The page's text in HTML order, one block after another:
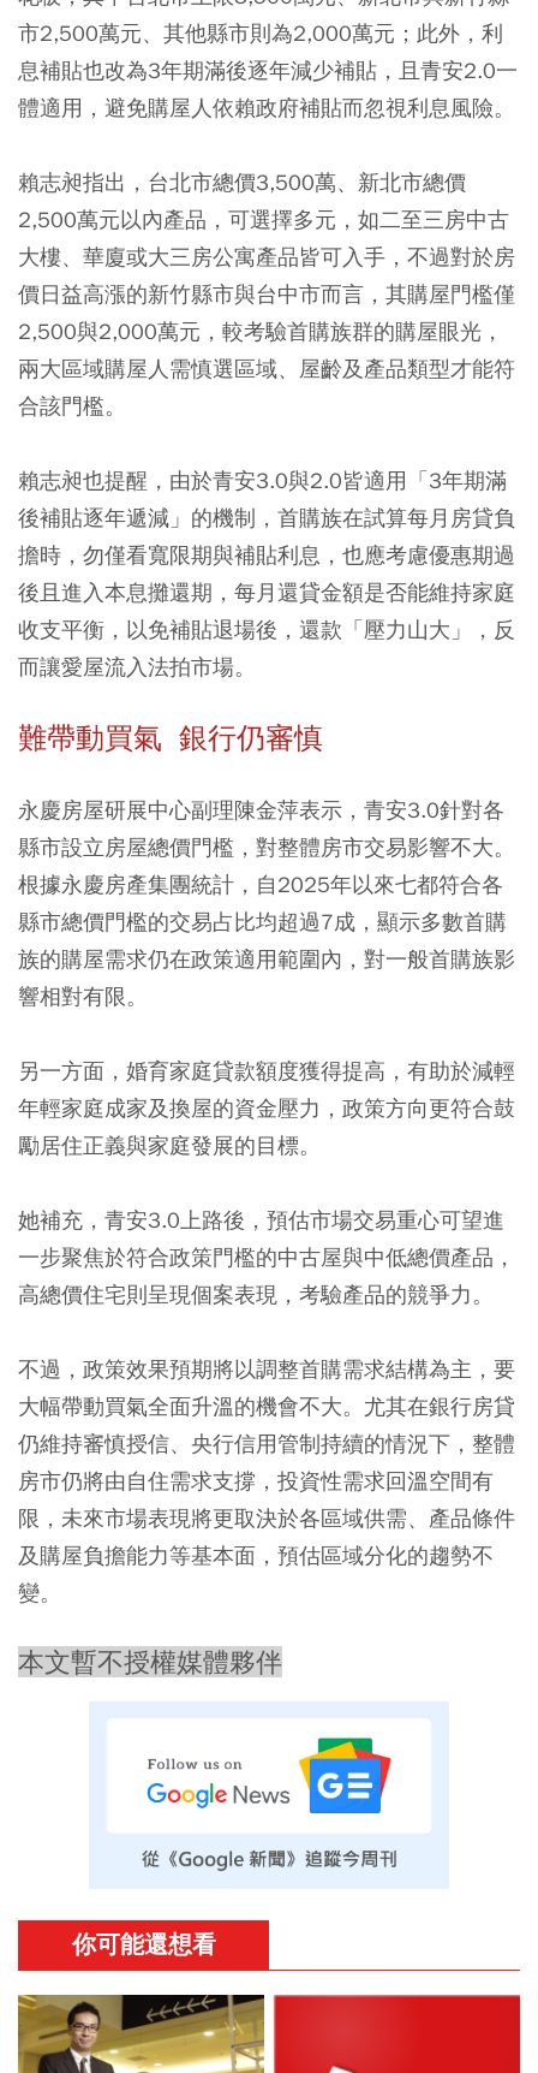
市2,500萬元、其他縣市則為2,000萬元；此外，利
息補貼也改為3年期滿後逐年減少補貼，且青安2.0一
體適用，避免購屋人依賴政府補貼而忽視利息風險。
賴志昶指出， 台北市總價3,500萬、新北市總價
2,500萬元以內產品，可選擇多元，如二至三房中古
大樓、華廈或大三房公寓產品皆可入手 ，不過對於房
價日益高漲的新竹縣市與台中市而言，其購屋門檻僅
2,500與2,000萬元，較考驗首購族群的購屋眼光，
兩大區域購屋人需慎選區域、屋齡及產品類型才能符
合該門檻。
賴志昶也提醒，由於青安3.0與2.0皆適用「3年期滿
後補貼逐年遞減」的機制，首購族在試算每月房貸負
擔時，勿僅看寬限期與補貼利息，也應考慮優惠期過
後且進入本息攤還期，每月還貸金額是否能維持家庭
收支平衡，以免補貼退場後，還款「壓力山大」，反
而讓愛屋流入法拍市場。
難帶動買氣 銀行仍審慎
永慶房屋研展中心副理陳金萍表示，青安3.0針對各
縣市設立房屋總價門檻，對整體房市交易影響不大。
根據永慶房產集團統計，自2025年以來七都符合各
縣市總價門檻的交易占比均超過7成，顯示多數首購
族的購屋需求仍在政策適用範圍內，對一般首購族影
響相對有限。
另一方面，婚育家庭貸款額度獲得提高，有助於減輕
年輕家庭成家及換屋的資金壓力，政策方向更符合鼓
勵居住正義與家庭發展的目標。
她補充，青安3.0上路後，預估市場交易重心可望進
一步聚焦於符合政策門檻的中古屋與中低總價產品，
高總價住宅則呈現個案表現，考驗產品的競爭力。
不過，政策效果預期將以調整首購需求結構為主，要
大幅帶動買氣全面升溫的機會不大。尤其在銀行房貸
仍維持審慎授信、央行信用管制持續的情況下，整體
房市仍將由自住需求支撐，投資性需求回溫空間有
限，未來市場表現將更取決於各區域供需、產品條件
及購屋負擔能力等基本面，預估區域分化的趨勢不
變。
本文暫不授權媒體夥伴